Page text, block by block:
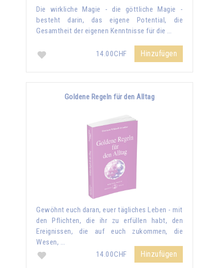
Die wirkliche Magie - die göttliche Magie -
besteht darin, das eigene Potential, die
Gesamtheit der eigenen Kenntnisse für die …
14.00CHF Hinzufügen
Goldene Regeln für den Alltag
Gewöhnt euch daran, euer tägliches Leben - mit
den Pflichten, die ihr zu erfüllen habt, den
Ereignissen, die auf euch zukommen, die
Wesen, …
14.00CHF
Hinzufügen